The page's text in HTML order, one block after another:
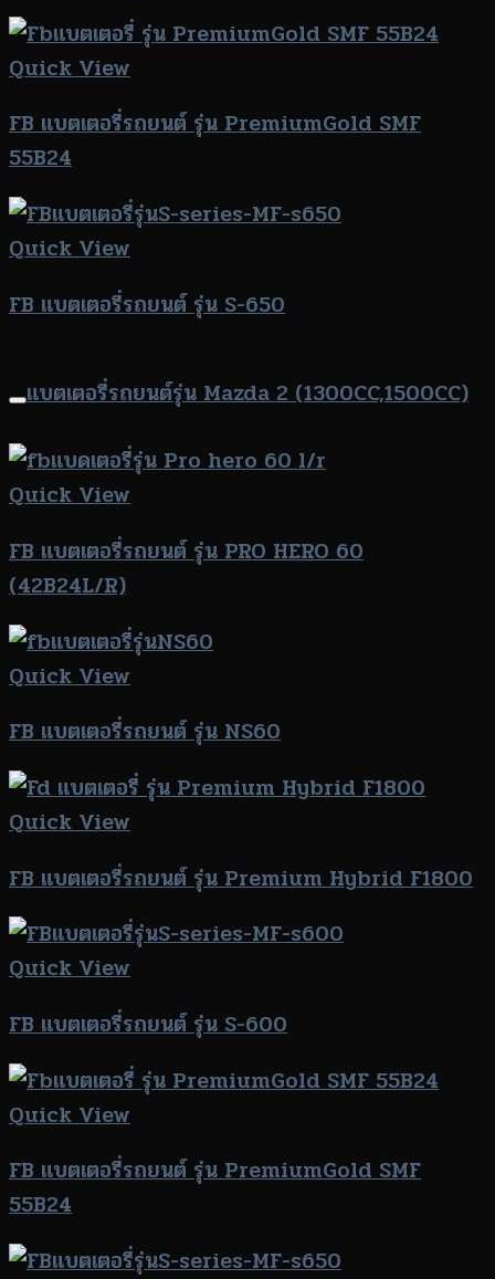
Quick View
FB แบตเตอรี่รถยนต์ รุ่น PremiumGold SMF
55B24
Quick View
FB แบตเตอรี่รถยนต์ รุ่น S-650
แบตเตอรี่รถยนต์รุ่น Mazda 2 (1300CC,1500CC)
Quick View
FB แบตเตอรี่รถยนต์ รุ่น PRO HERO 60
(42B24L/R)
Quick View
FB แบตเตอรี่รถยนต์ รุ่น NS60
Quick View
FB แบตเตอรี่รถยนต์ รุ่น Premium Hybrid F1800
Quick View
FB แบตเตอรี่รถยนต์ รุ่น S-600
Quick View
FB แบตเตอรี่รถยนต์ รุ่น PremiumGold SMF
55B24